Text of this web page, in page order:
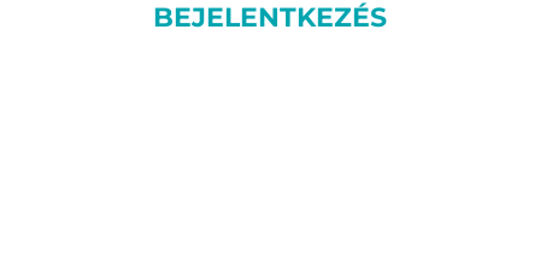
BEJELENTKEZÉS